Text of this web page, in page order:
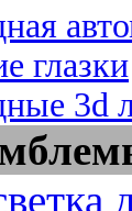
глазки
3d